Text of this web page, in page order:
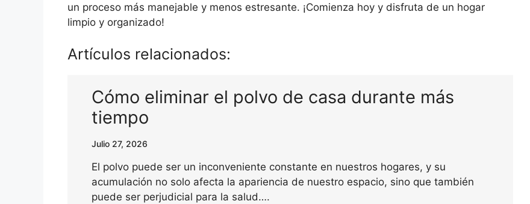
un proceso más manejable y menos estresante. ¡Comienza hoy y disfruta de un hogar
limpio y organizado!
Artículos relacionados:
Cómo eliminar el polvo de casa durante más
tiempo
Julio 27, 2026
El polvo puede ser un inconveniente constante en nuestros hogares, y su
acumulación no solo afecta la apariencia de nuestro espacio, sino que también
puede ser perjudicial para la salud….